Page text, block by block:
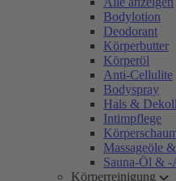
Bodylotion
Deodorant
Körperbutter
Körperöl
Anti-Cellulite
Bodyspray
Hals &
Intimpflege
Massageöle
Sauna-Öl & -
Körperreinigung